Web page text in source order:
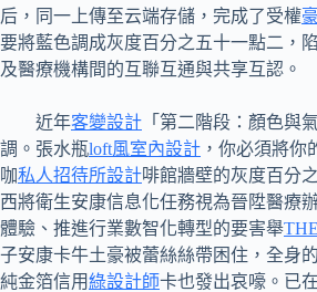
后，同一上傳至云端存儲，完成了受權
要將藍色調成灰度百分之五十一點二，
及醫療機構間的互聯互通與共享互認。
近年客變設計 「第二階段：顏色與
調。張水瓶loft風室內設計 ，你必須將你
咖私人招待所設計啡館牆壁的灰度百分
西將衛生安康信息化任務視為晉陞醫療
體驗、推進行業數智化轉型的要害舉
子安康卡牛土豪被蕾絲絲帶困住，全身
純金箔信用綠設計師卡也發出哀嚎。已